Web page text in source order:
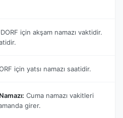
için akşam namazı vaktidir.
için yatsı namazı saatidir.
Cuma namazı vakitleri
girer.